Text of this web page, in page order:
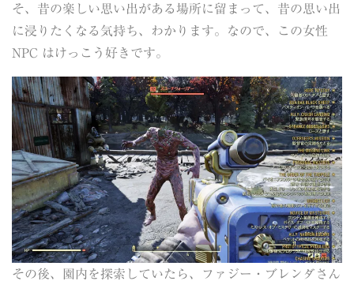
そ、昔の楽しい思い出がある場所に留まって、昔の思い出
に浸りたくなる気持ち、わかります。なので、この女性
NPC はけっこう好きです。
その後、園内を探索していたら、ファジー・ブレンダさん